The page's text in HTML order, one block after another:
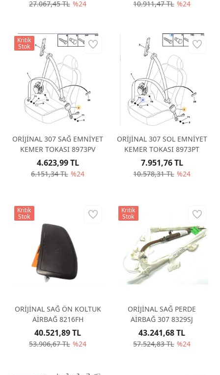
27.067,45 TL %24 10.911,47 TL %24
ORİJİNAL 307 SAĞ EMNİYET
KEMER TOKASI 8973PV
6.151,34 TL %24
4.623,99 TL
Kritik
Stok
ORİJİNAL 307 SOL EMNİYET
KEMER TOKASI 8973PT
10.578,31 TL %24
7.951,76 TL
ORİJİNAL SAĞ ÖN KOLTUK
AİRBAĞ 8216FH
53.906,67 TL %24
40.521,89 TL
Kritik
Stok
ORİJİNAL SAĞ PERDE
AİRBAĞ 307 8329SJ
57.524,83 TL %24
43.241,68 TL
Kritik
Stok